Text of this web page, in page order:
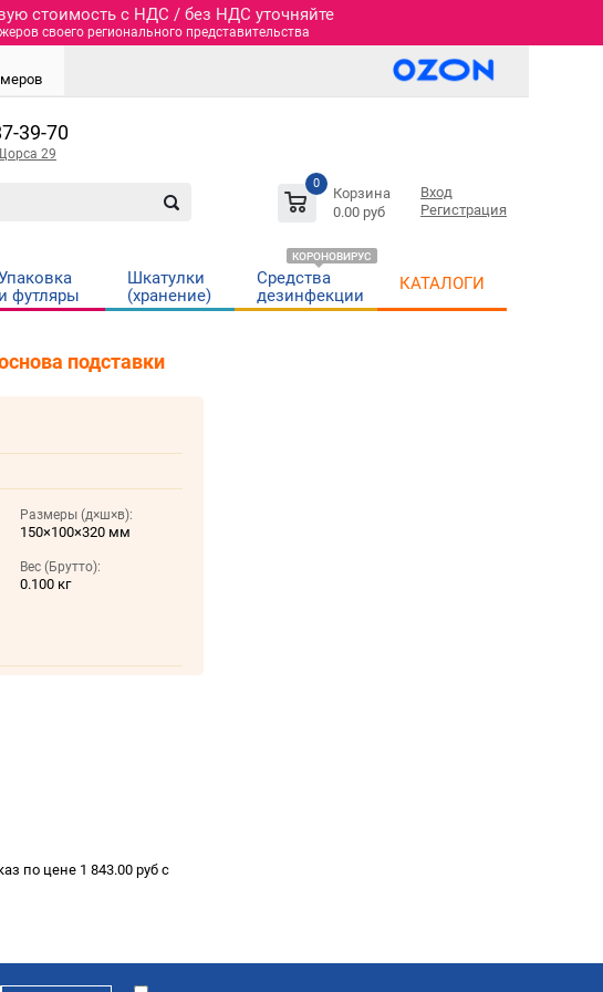
стоимость c НДС / без НДС уточняйте
своего регионального представительства
0
Корзина
0.00 руб
Вход
Регистрация
39-70
29
и футляры
Шкатулки
(хранение)
Средства
дезинфекции
КОРОНОВИРУС
КАТАЛОГИ
подставки
Размеры (д×ш×в):
150×100×320 мм
Вес (Брутто):
0.100 кг
по цене 1 843.00 руб с